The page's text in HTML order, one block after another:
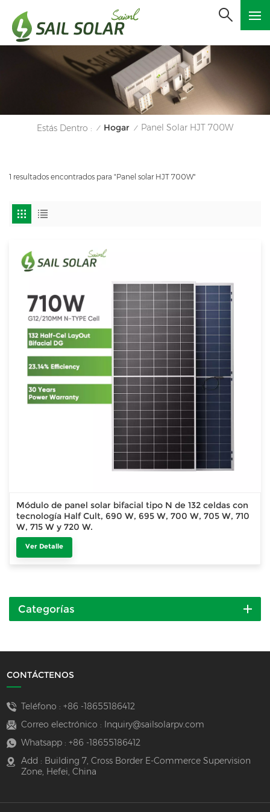
Estás Dentro : / Hogar / Panel Solar HJT 700W
1 resultados encontrados para "Panel solar HJT 700W"
Módulo de panel solar bifacial tipo N de 132 celdas con
tecnología Half Cult, 690 W, 695 W, 700 W, 705 W, 710
W, 715 W y 720 W.
Ver Detalle
Categorías
CONTÁCTENOS
Teléfono : +86 -18655186412
Correo electrónico :
Inquiry@sailsolarpv.com
Whatsapp : +86 -18655186412
Add : Building 7, Cross Border E-Commerce Supervision
Zone, Hefei, China